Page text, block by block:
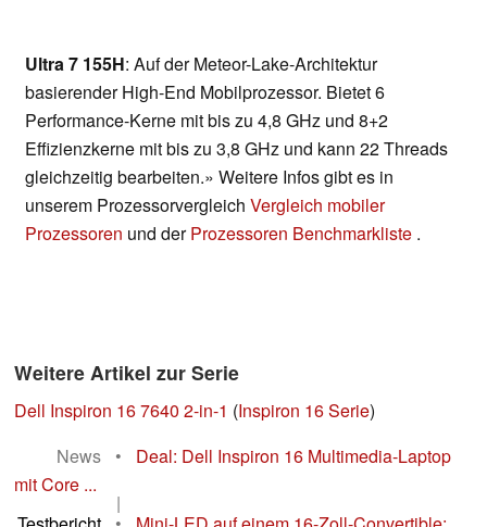
Ultra 7 155H: Auf der Meteor-Lake-Architektur
basierender High-End Mobilprozessor. Bietet 6
Performance-Kerne mit bis zu 4,8 GHz und 8+2
Effizienzkerne mit bis zu 3,8 GHz und kann 22 Threads
gleichzeitig bearbeiten.» Weitere Infos gibt es in
unserem Prozessorvergleich Vergleich mobiler
Prozessoren und derProzessoren Benchmarkliste .
Weitere Artikel zur Serie
Dell Inspiron 16 7640 2-in-1 (Inspiron 16 Serie)
News
•
Deal: Dell Inspiron 16 Multimedia-Laptop
mit Core ...
|